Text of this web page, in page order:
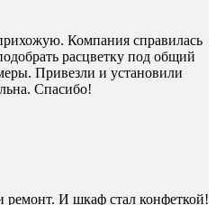
Компания справилась
расцветку под общий
Привезли и установили
Спасибо!
ремонт. И шкаф стал конфеткой!